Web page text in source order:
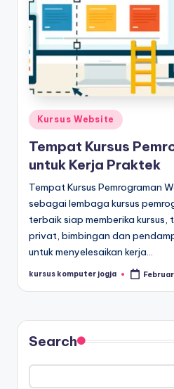
Kursus Website
Tempat Kursus
untuk Kerja Praktek
Tempat Kursus Pemrograman
sebagai lembaga kursus
terbaik siap memberika kursus,
privat, bimbingan dan
untuk menyelesaikan kerja…
kursus komputer jogja
Search